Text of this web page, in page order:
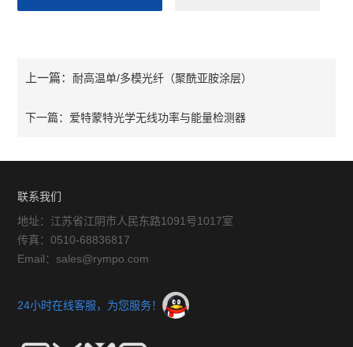
上一篇：耐高温单/多模光纤（聚酰亚胺涂层）
下一篇： 爱特蒙特光学无线功率与能量检测器
联系我们
地址：江苏省江阴市人民东路1091号1017室
传真：0510-68836817
Email：sales@rympo.com
24小时在线客服，为您服务！